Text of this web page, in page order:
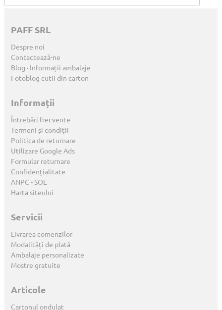
PAFF SRL
Despre noi
Contactează-ne
Blog · Informații ambalaje
Fotoblog cutii din carton
Informații
Întrebări frecvente
Termeni și condiții
Politica de returnare
Utilizare Google Ads
Formular returnare
Confidențialitate
ANPC -SOL
Harta siteului
Servicii
Livrarea comenzilor
Modalități de plată
Ambalaje personalizate
Mostre gratuite
Articole
Cartonul ondulat